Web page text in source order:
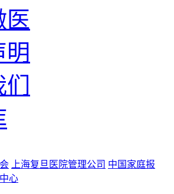
医
明
上海复旦医院管理公司 中国家庭报
心